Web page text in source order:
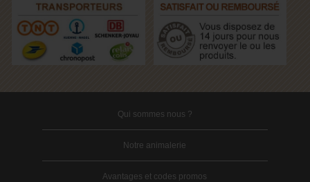
Qui sommes nous ?
Notre animalerie
Avantages et codes promos